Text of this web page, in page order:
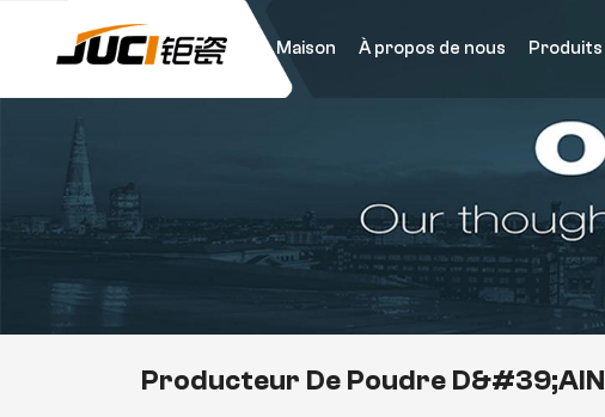
Maison À propos de nous Produits
Producteur De Poudre D&#39;AlN